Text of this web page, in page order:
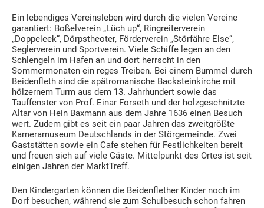
Ein lebendiges Vereinsleben wird durch die vielen Vereine
garantiert: Boßelverein „Lüch up“, Ringreiterverein
„Doppeleek“, Dörpstheoter, Förderverein „Störfähre Else“,
Seglerverein und Sportverein. Viele Schiffe legen an den
Schlengeln im Hafen an und dort herrscht in den
Sommermonaten ein reges Treiben. Bei einem Bummel durch
Beidenfleth sind die spätromanische Backsteinkirche mit
hölzernem Turm aus dem 13. Jahrhundert sowie das
Tauffenster von Prof. Einar Forseth und der holzgeschnitzte
Altar von Hein Baxmann aus dem Jahre 1636 einen Besuch
wert. Zudem gibt es seit ein paar Jahren das zweitgrößte
Kameramuseum Deutschlands in der Störgemeinde. Zwei
Gaststätten sowie ein Cafe stehen für Festlichkeiten bereit
und freuen sich auf viele Gäste. Mittelpunkt des Ortes ist seit
einigen Jahren der MarktTreff.
Den Kindergarten können die Beidenflether Kinder noch im
Dorf besuchen, während sie zum Schulbesuch schon fahren